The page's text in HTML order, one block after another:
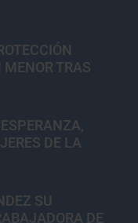
TRAS
DE LA
SU
DE